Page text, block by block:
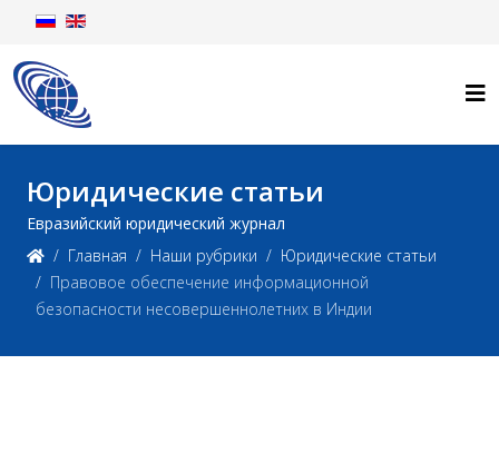
Юридические статьи
Евразийский юридический журнал
Главная
Наши рубрики
Юридические статьи
Правовое обеспечение информационной
безопасности несовершеннолетних в Индии